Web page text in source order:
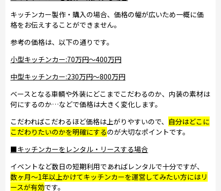
キッチンカー製作・購入の場合、価格の幅が広いため一概に価
格をお伝えすることができません。
参考の価格は、以下の通りです。
小型キッチンカー:70万円～400万円
中型キッチンカー:230万円～800万円
ベースとなる車輌や外装にどこまでこだわるのか、内装の素材は
何にするのか…などで価格は大きく変化します。
こだわればこだわるほど価格は上がりやすいので、 自分はどこに
こだわりたいのかを明確にするのが大切なポイントです。
■キッチンカーをレンタル・リースする場合
イベントなど数日の短期利用であればレンタルで十分ですが、
数ヶ月～1年以上かけてキッチンカーを運営してみたい方にはリ
ースが有効です。